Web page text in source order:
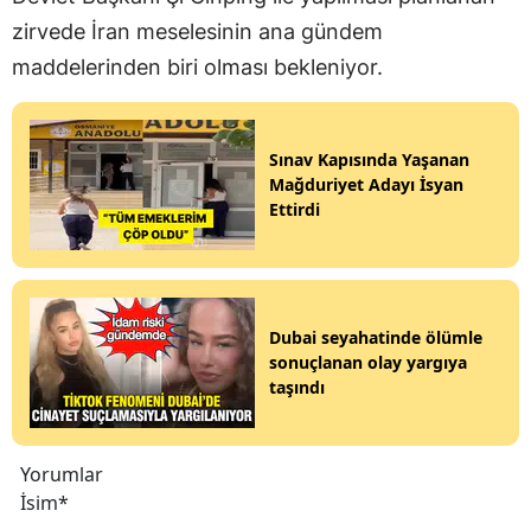
zirvede İran meselesinin ana gündem
maddelerinden biri olması bekleniyor.
Sınav Kapısında Yaşanan
Mağduriyet Adayı İsyan
Ettirdi
Dubai seyahatinde ölümle
sonuçlanan olay yargıya
taşındı
Yorumlar
İsim*